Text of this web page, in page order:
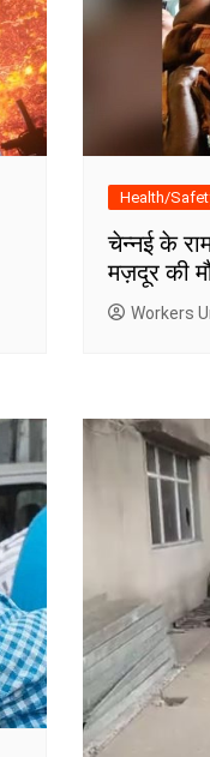
Health/
चेन्नई के
मज़दूर की
Workers